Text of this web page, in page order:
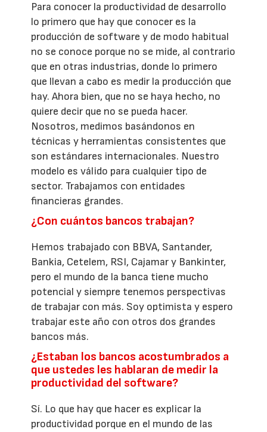
Para conocer la productividad de desarrollo
lo primero que hay que conocer es la
producción de software y de modo habitual
no se conoce porque no se mide, al contrario
que en otras industrias, donde lo primero
que llevan a cabo es medir la producción que
hay. Ahora bien, que no se haya hecho, no
quiere decir que no se pueda hacer.
Nosotros, medimos basándonos en
técnicas y herramientas consistentes que
son estándares internacionales. Nuestro
modelo es válido para cualquier tipo de
sector. Trabajamos con entidades
financieras grandes.
¿Con cuántos bancos trabajan?
Hemos trabajado con BBVA, Santander,
Bankia, Cetelem, RSI, Cajamar y Bankinter,
pero el mundo de la banca tiene mucho
potencial y siempre tenemos perspectivas
de trabajar con más. Soy optimista y espero
trabajar este año con otros dos grandes
bancos más.
¿Estaban los bancos acostumbrados a
que ustedes les hablaran de medir la
productividad del software?
Sí. Lo que hay que hacer es explicar la
productividad porque en el mundo de las